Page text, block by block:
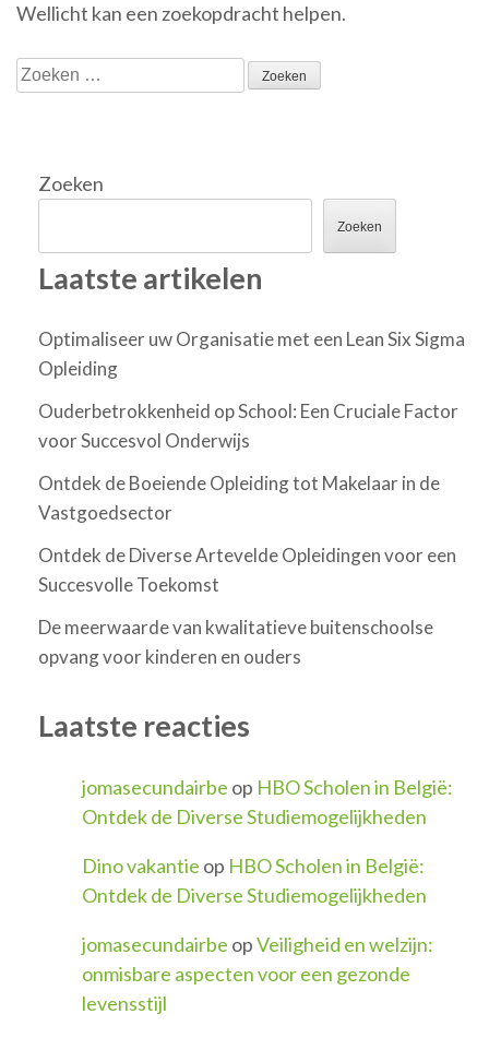
Wellicht kan een zoekopdracht helpen.
Zoeken
naar:
Zoeken
Zoeken
Laatste artikelen
Optimaliseer uw Organisatie met een Lean Six Sigma
Opleiding
Ouderbetrokkenheid op School: Een Cruciale Factor
voor Succesvol Onderwijs
Ontdek de Boeiende Opleiding tot Makelaar in de
Vastgoedsector
Ontdek de Diverse Artevelde Opleidingen voor een
Succesvolle Toekomst
De meerwaarde van kwalitatieve buitenschoolse
opvang voor kinderen en ouders
Laatste reacties
jomasecundairbe op HBO Scholen in België:
Ontdek de Diverse Studiemogelijkheden
Dino vakantie op HBO Scholen in België:
Ontdek de Diverse Studiemogelijkheden
jomasecundairbe opVeiligheid en welzijn:
onmisbare aspecten voor een gezonde
levensstijl